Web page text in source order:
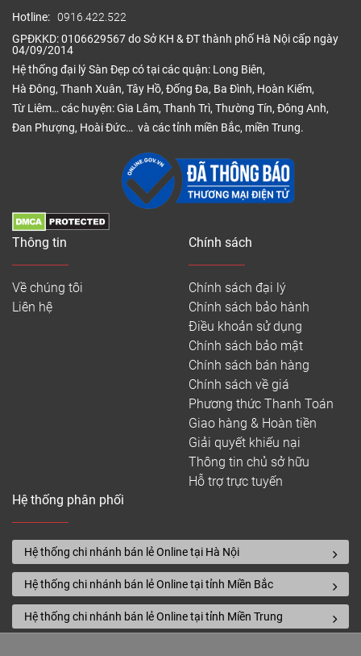
Hotline: 0916.422.522
GPĐKKD: 0106629567 do Sở KH & ĐT thành phố Hà Nội cấp ngày
04/09/2014
Hệ thống đại lý Sàn Đẹp có tại các quận: Long Biên,
Hà Đông, Thanh Xuân, Tây Hồ, Đống Đa, Ba Đình, Hoàn Kiếm,
Từ Liêm… các huyện: Gia Lâm, Thanh Trì, Thường Tín, Đông Anh,
Đan Phượng, Hoài Đức… và các tỉnh miền Bắc, miền Trung.
Thông tin
Về chúng tôi
Liên hệ
Chính sách
Chính sách đại lý
Chính sách bảo hành
Điều khoản sử dụng
Chính sách bảo mật
Chính sách bán hàng
Chính sách về giá
Phương thức Thanh Toán
Giao hàng & Hoàn tiền
Giải quyết khiếu nại
Thông tin chủ sở hữu
Hỗ trợ trực tuyến
Hệ thống phân phối
Hệ thống chi nhánh bán lẻ Online tại Hà Nội
Hệ thống chi nhánh bán lẻ Online tại tỉnh Miền Bắc
Hệ thống chi nhánh bán lẻ Online tại tỉnh Miền Trung